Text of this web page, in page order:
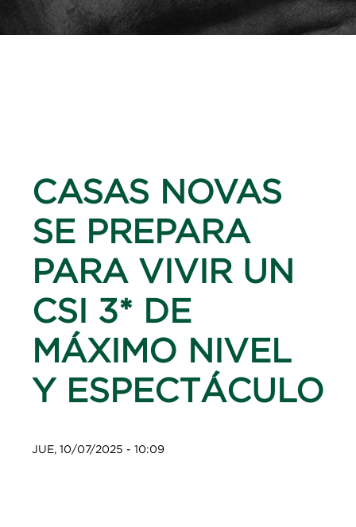
CASAS NOVAS
SE PREPARA
PARA VIVIR UN
CSI 3* DE
MÁXIMO NIVEL
Y ESPECTÁCULO
JUE, 10/07/2025 - 10:09